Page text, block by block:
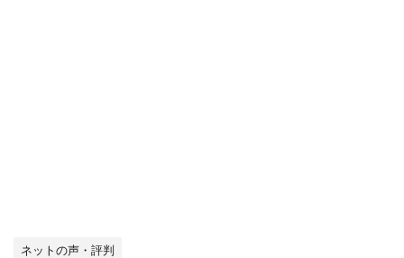
ネットの声・評判